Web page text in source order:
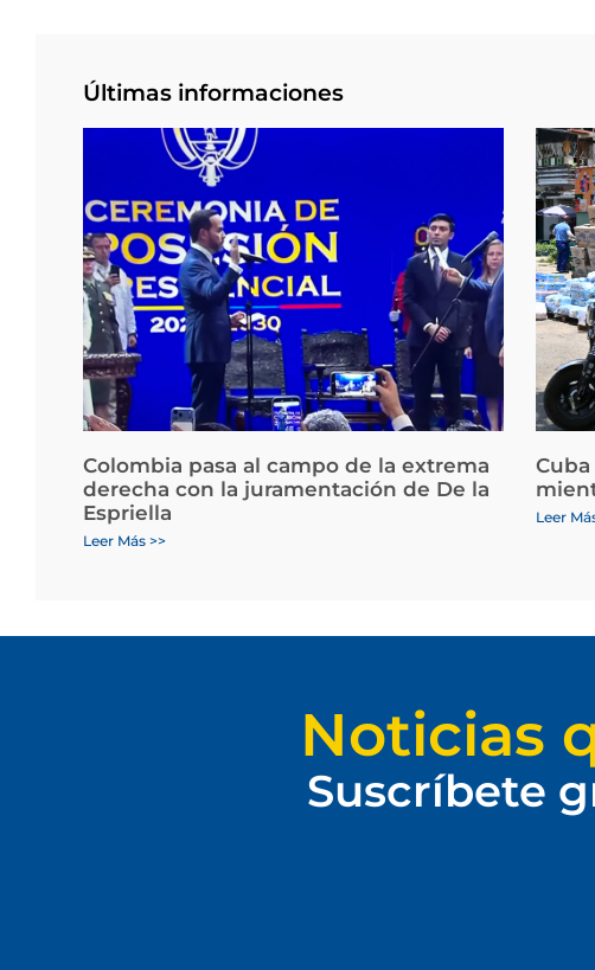
Últimas informaciones
Colombia pasa al campo de la extrema
derecha con la juramentación de De la
Espriella
Leer Más >>
Leer
Noticias
Suscríbete